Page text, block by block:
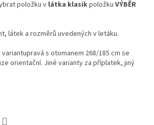
položku v látka klasikpoložku VÝBĚR
látek a rozměrů uvedených v letáku.
s otomanem 268/185 cm se
orientační. Jiné varianty za příplatek, jiný